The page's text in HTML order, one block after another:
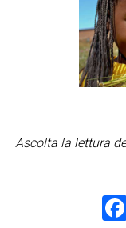
Ascolta la lettura